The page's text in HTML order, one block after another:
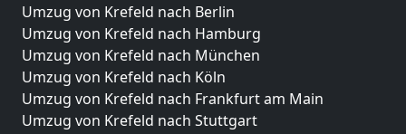
Umzug von Krefeld nach Berlin
Umzug von Krefeld nach Hamburg
Umzug von Krefeld nach München
Umzug von Krefeld nach Köln
Umzug von Krefeld nach Frankfurt am Main
Umzug von Krefeld nach Stuttgart